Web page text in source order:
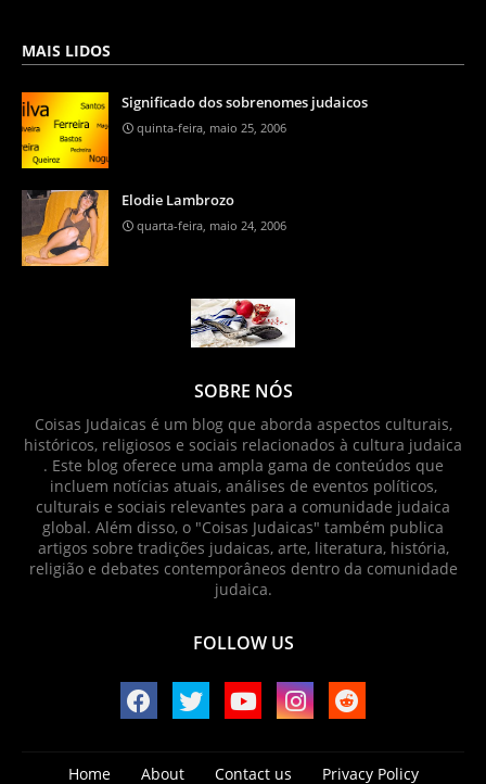
MAIS LIDOS
Significado dos sobrenomes judaicos
quinta-feira, maio 25, 2006
Elodie Lambrozo
quarta-feira, maio 24, 2006
SOBRE NÓS
Coisas Judaicas é um blog que aborda aspectos culturais,
históricos, religiosos e sociais relacionados à cultura judaica
. Este blog oferece uma ampla gama de conteúdos que
incluem notícias atuais, análises de eventos políticos,
culturais e sociais relevantes para a comunidade judaica
global. Além disso, o "Coisas Judaicas" também publica
artigos sobre tradições judaicas, arte, literatura, história,
religião e debates contemporâneos dentro da comunidade
judaica.
FOLLOW US
Home About Contact us Privacy Policy